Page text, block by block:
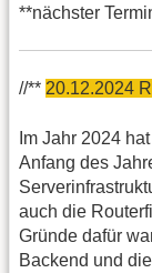
**nächster
//** 20.12.2024
Im Jahr 2024
Anfang des
auch die
Gründe dafür
Backend und